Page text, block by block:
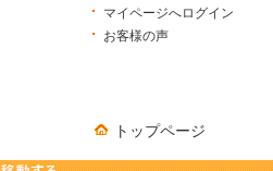
マイページへログイン
お客様の声
トップページ